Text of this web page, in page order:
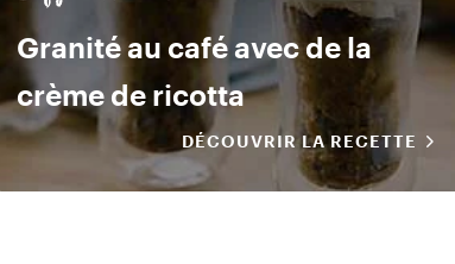
Granité au café avec de la
crème de ricotta
DÉCOUVRIR LA RECETTE